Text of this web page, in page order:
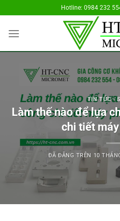
đến
nội
Hotline: 0984 232
TIN TỨC -
Làm thế nào để lựa
chi tiết
ĐÃ ĐĂNG TRÊN 10